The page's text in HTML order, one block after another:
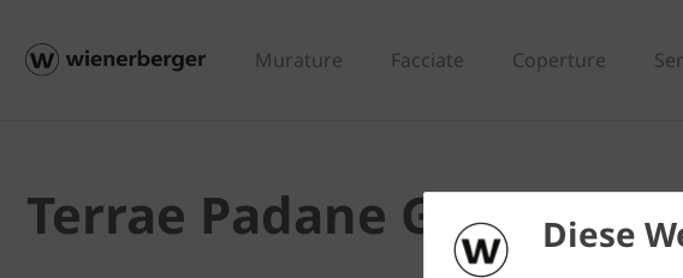
Diese
Murature Facciate Coperture
Terrae Padane Giallo -